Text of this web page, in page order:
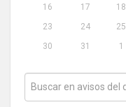
16
17 18
23
24 25
30
31 1